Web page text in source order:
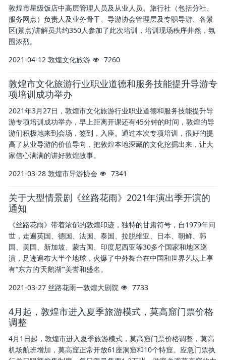
敦煌市星级饭店中高层管理人员及从业人员、旅行社（包括分社、
服务网点）负责人及业务骨干、导游协会管理层及专职导游、各景
区(景点)讲解员共约350人参加了此次培训，培训现场秩序井然，氛
围浓烈。
2021-04-12 敦煌文化旅游 7260
敦煌市文化旅游行业职业道德和服务技能提升导游专
项培训成功举办
2021年3月27日，敦煌市文化旅游行业职业道德和服务技能提升导
游专项培训成功举办，早上距离开课还有45分钟的时间，敦煌的导
游们积极地来到会场，签到，入座。通过本次专项培训，很好的提
高了从业导游的价值导向，把敦煌本地深藏的文化挖掘出来，让大
家信心满满的讲好敦煌故事。
2021-03-28 敦煌市导游协会 7341
关于大型情景剧《丝路花雨》2021年演出季开演的
通知
《丝路花雨》带着浓郁的敦煌印迹，独特的甘肃符号，自1979年问
世，走遍英国、德国、法国、泰国、拉脱维亚、日本、朝鲜、韩
国、美国、新加坡、蒙古国、印度尼西亚等30多个国家和地区巡
演，足迹遍布大半个地球，火爆了中外舞台在中国和世界艺坛上享
有“东方的‘天鹅湖’”美誉和盛名。
2021-03-27 丝路花雨一敦煌大剧院 7733
4月起，敦煌市进入夏季旅游模式，莫高窟门票价格
调整
4月1日起，敦煌市进入夏季旅游模式，莫高窟门票价格调整，莫高
机场航班增加，莫高窟正常开放61座洞窟和10个特窟。应急门票执